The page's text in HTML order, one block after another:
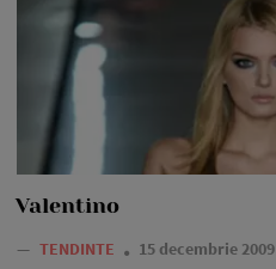
Valentino
— TENDINTE
15 decembrie 2009